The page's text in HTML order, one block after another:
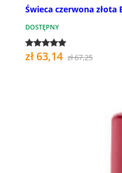
Świeca czerwona
DOSTĘPNY
zł 63,14 zł 67,25